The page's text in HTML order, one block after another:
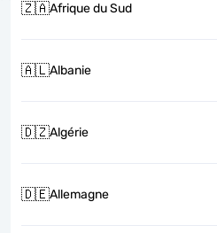
🇿🇦Afrique du Sud
🇦🇱Albanie
🇩🇿Algérie
🇩🇪Allemagne